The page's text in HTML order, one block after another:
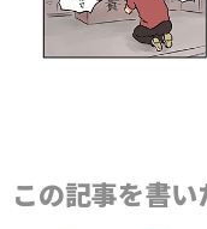
この記事を書い